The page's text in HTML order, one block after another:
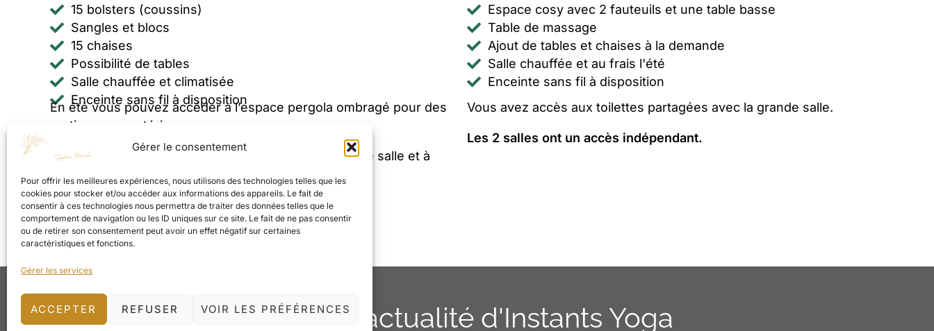
Gérer le consentement
Pour offrir les meilleures expériences, nous utilisons des technologies telles que les
cookies pour stocker et/ou accéder aux informations des appareils. Le fait de
consentir à ces technologies nous permettra de traiter des données telles que le
comportement de navigation ou les ID uniques sur ce site. Le fait de ne pas consentir
ou de retirer son consentement peut avoir un effet négatif sur certaines
caractéristiques et fonctions.
Gérer les services
ACCEPTER REFUSER VOIR LES PRÉFÉRENCES
15 bolsters (coussins)
Sangles et blocs
15 chaises
Possibilité de tables
Salle chauffée et climatisée
Enceinte sans fil à disposition
Espace cosy avec 2 fauteuils et une table basse
Table de massage
Ajout de tables et chaises à la demande
Salle chauffée et au frais l'été
Enceinte sans fil à disposition
En été vous pouvez accéder à l’espace pergola ombragé pour des
pratiques en extérieur.
Vous avez accès aux toilettes partagées avec la petite salle et à
l’espace avec la bouilloire et de quoi préparer un thé.
Vous avez accès aux toilettes partagées avec la grande salle.
Les 2 salles ont un accès indépendant.
Informations / Réservation
Suivez l'actualité d'Instants Yoga